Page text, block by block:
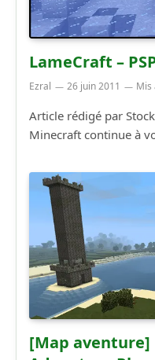
LameCraft –
Ezral 26 juin 2011 Mis
Article rédigé par
Minecraft continue à
[Map